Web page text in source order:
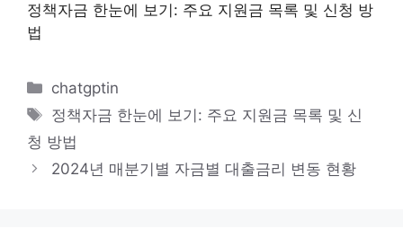
정책자금 한눈에 보기: 주요 지원금 목록 및 신청 방
법
카
테
리
chatgptin
태
그
정책자금 한눈에 보기: 주요 지원금 목록 및 신
청 방법
2024년 매분기별 자금별 대출금리 변동 현황